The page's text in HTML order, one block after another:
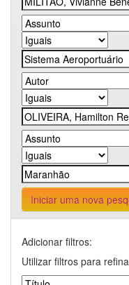
Iniciar uma nova
Adicionar filtros:
Utilizar filtros para